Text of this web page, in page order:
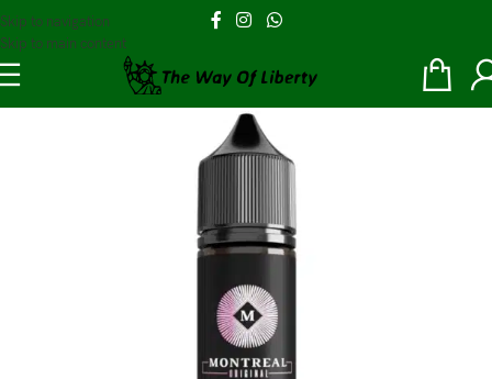
Skip to navigation
Skip to main content